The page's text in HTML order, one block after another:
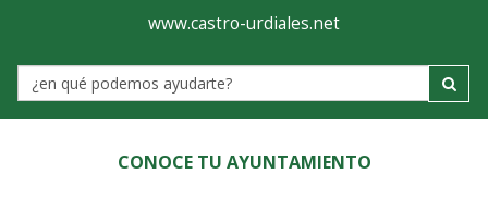
Ayuntamiento
de
Castro-
Urdiales
www.castro-urdiales.net
Label
CONOCE TU AYUNTAMIENTO